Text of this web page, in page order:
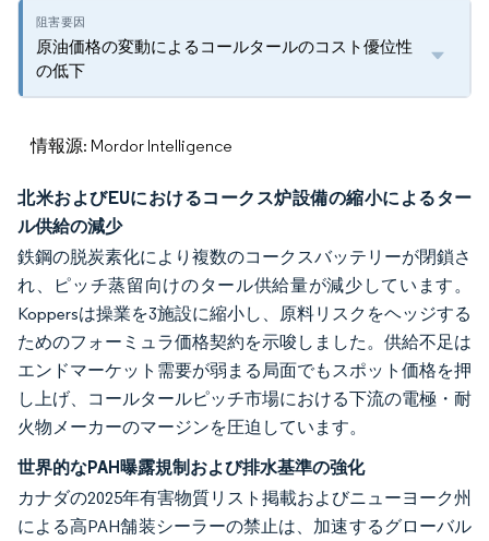
原油価格の変動によるコールタールのコスト優位性
の低下
情報源: Mordor Intelligence
北米およびEUにおけるコークス炉設備の縮小によるター
ル供給の減少
鉄鋼の脱炭素化により複数のコークスバッテリーが閉鎖さ
れ、ピッチ蒸留向けのタール供給量が減少しています。
Koppersは操業を3施設に縮小し、原料リスクをヘッジする
ためのフォーミュラ価格契約を示唆しました。供給不足は
エンドマーケット需要が弱まる局面でもスポット価格を押
し上げ、コールタールピッチ市場における下流の電極・耐
火物メーカーのマージンを圧迫しています。
世界的なPAH曝露規制および排水基準の強化
カナダの2025年有害物質リスト掲載およびニューヨーク州
による高PAH舗装シーラーの禁止は、加速するグローバル